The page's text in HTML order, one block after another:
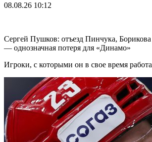
08.08.26 10:12
Сергей Пушков: отъезд Пинчука,
— однозначная потеря для «Динамо»
Игроки, с которыми он в свое время